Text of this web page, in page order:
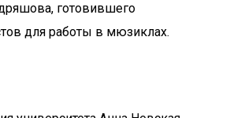
готовившего
для работы в мюзиклах.